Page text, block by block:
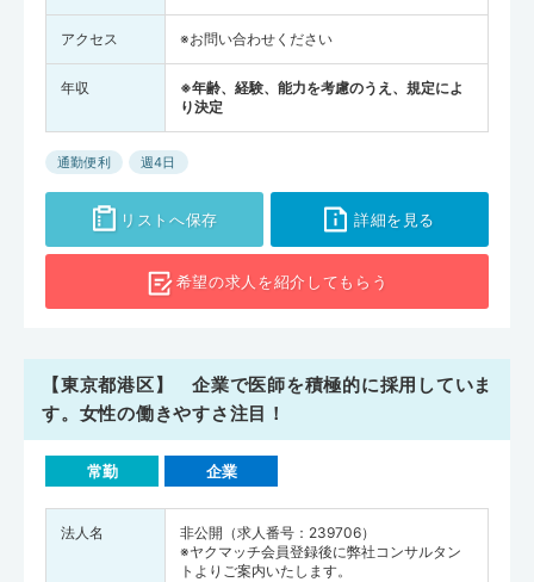
アクセス ※お問い合わせください
年収
※年齢、経験、能力を考慮のうえ、規定によ
り決定
通勤便利 週4日
リストへ保存 詳細を見る
希望の求人を紹介してもらう
【東京都港区】 企業で医師を積極的に採用していま
す。女性の働きやすさ注目！
常勤 企業
法人名
非公開（求人番号：239706）
※ヤクマッチ会員登録後に弊社コンサルタン
トよりご案内いたします。